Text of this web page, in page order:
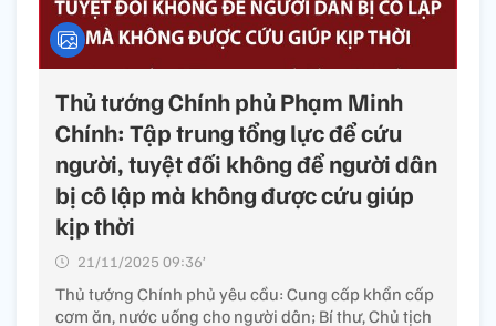
Thủ tướng Chính phủ Phạm Minh
Chính: Tập trung tổng lực để cứu
người, tuyệt đối không để người dân
bị cô lập mà không được cứu giúp
kịp thời
21/11/2025 09:36’
Thủ tướng Chính phủ yêu cầu: Cung cấp khẩn cấp
cơm ăn, nước uống cho người dân; Bí thư, Chủ tịch